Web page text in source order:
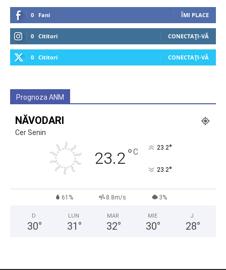
0 Fani ÎMI PLACE
0 Cititori CONECTAȚI-VĂ
0 Cititori CONECTAȚI-VĂ
Prognoza ANM
NĂVODARI
Cer Senin
23.2°C 23.2°
23.2°
61% 8.8m/s 3%
D
30°
LUN
31 °
MAR
32°
MIE
30°
J
28°